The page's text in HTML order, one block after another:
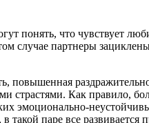
понять, что чувствует
случае партнеры
повышенная
страстями. Как правило,
эмоционально-
такой паре все